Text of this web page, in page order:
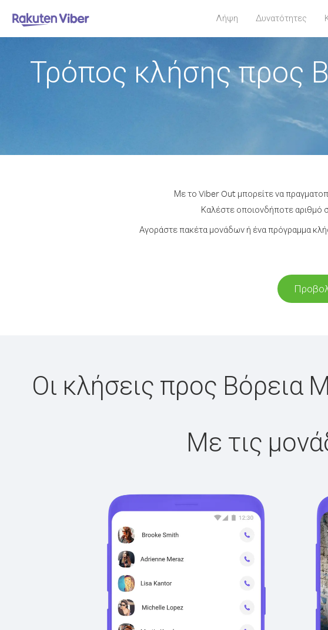
Λήψη Δυνατότητες
Τρόπος κλήσης προς
Με το Viber Out μπορείτε να
Καλέστε οποιονδήποτε αριθμό
Αγοράστε πακέτα μονάδων ή ένα πρόγραμμα
Οι κλήσεις προς Βόρεια
Με τις